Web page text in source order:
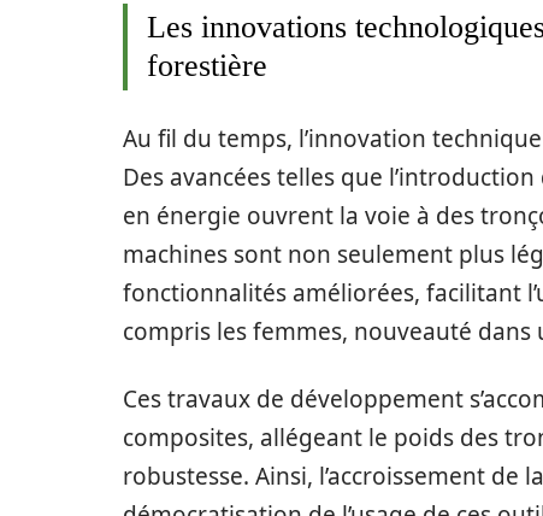
Les innovations
forestière
Au fil du temps, l’innovation
Des avancées telles que
en énergie ouvrent la voie à des
machines sont non seulement plus
fonctionnalités améliorées, facilitant
compris les femmes, nouveauté
Ces travaux de développement
composites, allégeant le poids des
robustesse. Ainsi, l’accroissement de